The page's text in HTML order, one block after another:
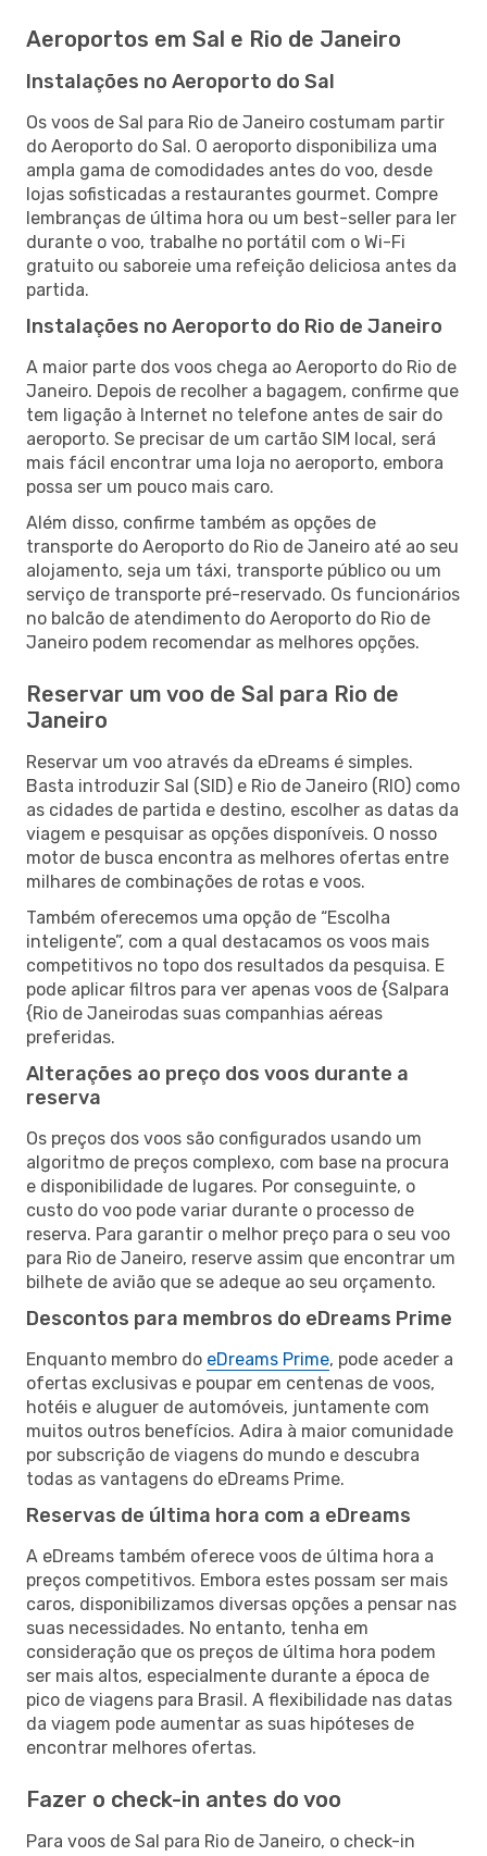
Aeroportos em Sal e Rio de Janeiro
Instalações no Aeroporto do Sal
Os voos de Sal para Rio de Janeiro costumam partir
do Aeroporto do Sal. O aeroporto disponibiliza uma
ampla gama de comodidades antes do voo, desde
lojas sofisticadas a restaurantes gourmet. Compre
lembranças de última hora ou um best-seller para ler
durante o voo, trabalhe no portátil com o Wi-Fi
gratuito ou saboreie uma refeição deliciosa antes da
partida.
Instalações no Aeroporto do Rio de Janeiro
A maior parte dos voos chega ao Aeroporto do Rio de
Janeiro. Depois de recolher a bagagem, confirme que
tem ligação à Internet no telefone antes de sair do
aeroporto. Se precisar de um cartão SIM local, será
mais fácil encontrar uma loja no aeroporto, embora
possa ser um pouco mais caro.
Além disso, confirme também as opções de
transporte do Aeroporto do Rio de Janeiro até ao seu
alojamento, seja um táxi, transporte público ou um
serviço de transporte pré-reservado. Os funcionários
no balcão de atendimento do Aeroporto do Rio de
Janeiro podem recomendar as melhores opções.
Reservar um voo de Sal para Rio de
Janeiro
Reservar um voo através da eDreams é simples.
Basta introduzir Sal (SID) e Rio de Janeiro (RIO) como
as cidades de partida e destino, escolher as datas da
viagem e pesquisar as opções disponíveis. O nosso
motor de busca encontra as melhores ofertas entre
milhares de combinações de rotas e voos.
Também oferecemos uma opção de “Escolha
inteligente”, com a qual destacamos os voos mais
competitivos no topo dos resultados da pesquisa. E
pode aplicar filtros para ver apenas voos de {Salpara
{Rio de Janeirodas suas companhias aéreas
preferidas.
Alterações ao preço dos voos durante a
reserva
Os preços dos voos são configurados usando um
algoritmo de preços complexo, com base na procura
e disponibilidade de lugares. Por conseguinte, o
custo do voo pode variar durante o processo de
reserva. Para garantir o melhor preço para o seu voo
para Rio de Janeiro, reserve assim que encontrar um
bilhete de avião que se adeque ao seu orçamento.
Descontos para membros do eDreams Prime
Enquanto membro do eDreams Prime, pode aceder a
ofertas exclusivas e poupar em centenas de voos,
hotéis e aluguer de automóveis, juntamente com
muitos outros benefícios. Adira à maior comunidade
por subscrição de viagens do mundo e descubra
todas as vantagens do eDreams Prime.
Reservas de última hora com a eDreams
A eDreams também oferece voos de última hora a
preços competitivos. Embora estes possam ser mais
caros, disponibilizamos diversas opções a pensar nas
suas necessidades. No entanto, tenha em
consideração que os preços de última hora podem
ser mais altos, especialmente durante a época de
pico de viagens para Brasil. A flexibilidade nas datas
da viagem pode aumentar as suas hipóteses de
encontrar melhores ofertas.
Fazer o check-in antes do voo
Para voos de Sal para Rio de Janeiro, o check-in